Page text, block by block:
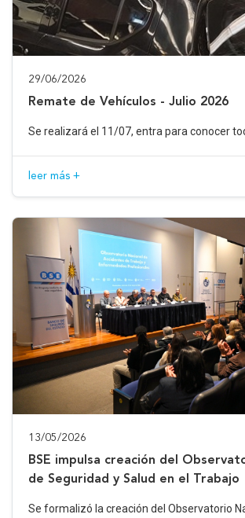
29/06/2026
Remate de Vehículos - Julio 2026
Se realizará el 11/07, entra para conocer
leer más +
13/05/2026
BSE impulsa creación del
de Seguridad y Salud en el Trabajo
Se formalizó la creación del Observatorio